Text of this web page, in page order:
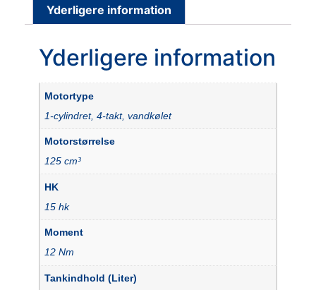
Yderligere information
Yderligere information
Motortype
1-cylindret, 4-takt, vandkølet
Motorstørrelse
125 cm³
HK
15 hk
Moment
12 Nm
Tankindhold (Liter)